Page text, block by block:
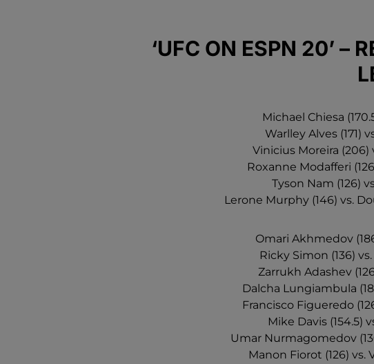
‘UFC ON ESPN 20’ –
Michael Chiesa
Warlley Alves (171)
Vinicius Moreira (206)
Roxanne Modafferi
Tyson Nam (126)
Lerone Murphy (146) vs.
Omari Akhmedov
Ricky Simon (136)
Zarrukh Adashev
Dalcha Lungiambula
Francisco Figueredo
Mike Davis (154.5)
Umar Nurmagomedov
Manon Fiorot (126) vs.